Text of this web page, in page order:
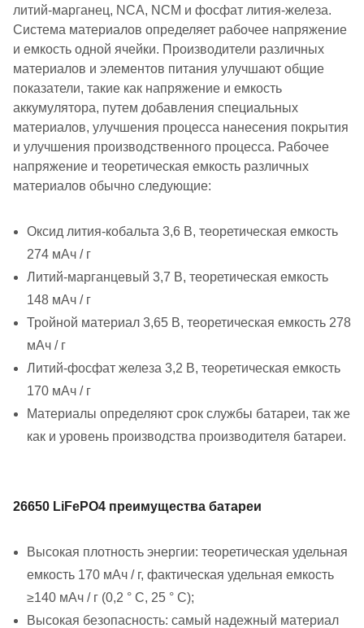
литий-марганец, NCA, NCM и фосфат лития-железа.
Система материалов определяет рабочее напряжение
и емкость одной ячейки. Производители различных
материалов и элементов питания улучшают общие
показатели, такие как напряжение и емкость
аккумулятора, путем добавления специальных
материалов, улучшения процесса нанесения покрытия
и улучшения производственного процесса. Рабочее
напряжение и теоретическая емкость различных
материалов обычно следующие:
Оксид лития-кобальта 3,6 В, теоретическая емкость
274 мАч / г
Литий-марганцевый 3,7 В, теоретическая емкость
148 мАч / г
Тройной материал 3,65 В, теоретическая емкость 278
мАч / г
Литий-фосфат железа 3,2 В, теоретическая емкость
170 мАч / г
Материалы определяют срок службы батареи, так же
как и уровень производства производителя батареи.
26650 LiFePO4 преимущества батареи
Высокая плотность энергии: теоретическая удельная
емкость 170 мАч / г, фактическая удельная емкость
≥140 мАч / г (0,2 ° C, 25 ° C);
Высокая безопасность: самый надежный материал